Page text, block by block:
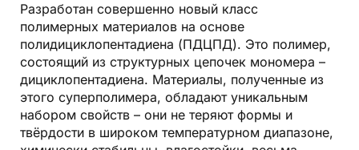
Разработан совершенно новый класс
полимерных материалов на основе
полидициклопентадиена (ПДЦПД). Это полимер,
состоящий из структурных цепочек мономера –
дициклопентадиена. Материалы, полученные из
этого суперполимера, обладают уникальным
набором свойств – они не теряют формы и
твёрдости в широком температурном диапазоне,